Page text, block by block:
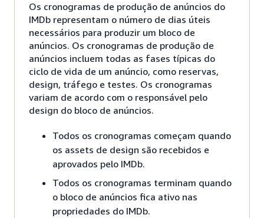
Os cronogramas de produção de anúncios do
IMDb representam o número de dias úteis
necessários para produzir um bloco de
anúncios. Os cronogramas de produção de
anúncios incluem todas as fases típicas do
ciclo de vida de um anúncio, como reservas,
design, tráfego e testes. Os cronogramas
variam de acordo com o responsável pelo
design do bloco de anúncios.
Todos os cronogramas começam quando
os assets de design são recebidos e
aprovados pelo IMDb.
Todos os cronogramas terminam quando
o bloco de anúncios fica ativo nas
propriedades do IMDb.